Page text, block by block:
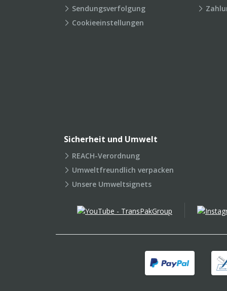
Sendungsverfolgung
Cookieeinstellungen
Sicherheit und Umwelt
REACH-Verordnung
Umweltfreundlich verpacken
Unsere Umweltsignets